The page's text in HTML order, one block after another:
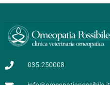
035.250008